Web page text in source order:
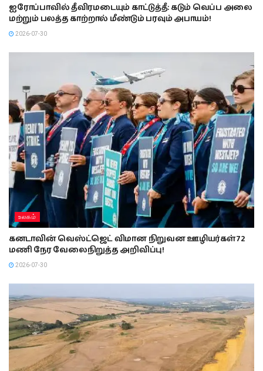
ஐரோப்பாவில் தீவிரமடையும் காட்டுத்தீ: கடும் வெப்ப அலை
மற்றும் பலத்த காற்றால் மீண்டும் பரவும் அபாயம்!
2026-07-30
உலகம்
கனடாவின் வெஸ்ட்ஜெட் விமான நிறுவன ஊழியர்கள் 72
மணி நேர வேலைநிறுத்த அறிவிப்பு!
2026-07-30